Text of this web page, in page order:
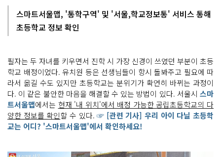
R
L
유
하
크
게
작
게
스마트서울맵, '통학구역' 및 '서울,학교정보통' 서비스 통해
초등학교 정보 확인
필자는 두 자녀를 키우면서 진학 시 가장 신경이 쓰였던 부분이 초등
학교 배정이었다. 유치원 등은 선생님들이 항시 돌봐주고 필요에 따
라서 옮길 수도 있지만 초등학교는 분위기가 확연히 바뀌는 과정이
다. 이 같은 불안한 마음을 해결할 수 있는 방법이 있다. 서울시 스마
트서울맵에서는 현재 '내 위치'에서 배정 가능한 공립초등학교의 다
양한 정보를 확인할 수 있다.☞ [관련 기사] 우리 아이 다닐 초등학
교는 어디? '스마트서울맵'에서 확인하세요!